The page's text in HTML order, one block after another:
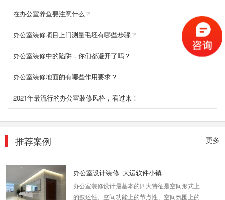
在办公室养鱼要注意什么？
办公室装修项目上门测量毛坯有哪些步骤？
办公室装修中的陷阱，你们都避开了吗？
办公室装修地面的有哪些作用要求？
2021年最流行的办公室装修风格，看过来！
更多
推荐案例
现代办公室装修_金丰禾
本设计案例大气经典，宽敞的前台接待空间，以
明快的线条构筑基本的框架，简明清晰；在明朗
的空间构图里...
2018-06-26
互联网公司装修
办公室设计装修_大运软件小镇
办公室装修设计最基本的四大特征是空间形式上
的叙述性、空间功能上的节点性、空间氛围上的